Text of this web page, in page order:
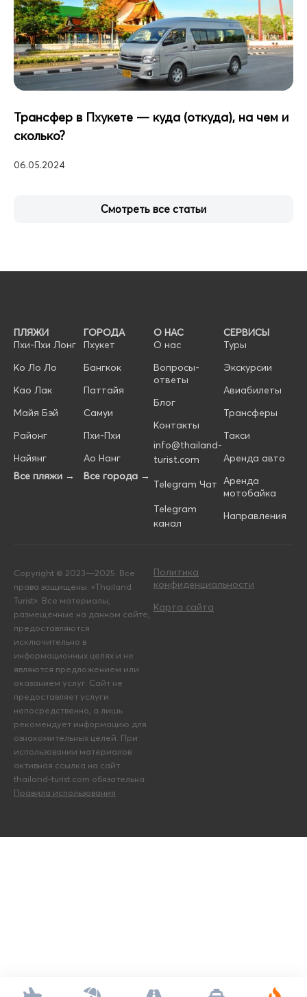
Трансфер в Пхукете — куда (откуда), на чем и
сколько?
06.05.2024
Смотреть все статьи
ПЛЯЖИ
Пхи-Пхи Лонг
Ко Ло Ло
Као Лак
Майя Бэй
Районг
Найянг
Все пляжи →
ГОРОДА
Пхукет
Бангкок
Паттайя
Самуи
Пхи-Пхи
Ао Нанг
Все города →
О НАС
О нас
Вопросы-
ответы
Блог
Контакты
info@thailand-
turist.com
Telegram Чат
Telegram
канал
СЕРВИСЫ
Туры
Экскурсии
Авиабилеты
Трансферы
Такси
Аренда авто
Аренда
мотобайка
Направления
Copyright © 2023—2025. Все
права защищены. «Thailand
Turist». Все материалы,
размещенные на данном сайте,
предоставляются
исключительно в
информационных целях и не
являются предложением или
оказанием услуг. Сайт не
предоставляет услуги
непосредственно, а лишь
рекомендует информацию для
ознакомительных целей. При
использовании материалов
активная ссылка на сайт
thailand-turist.com обязательна.
Правила использования
Политика
конфиденциальности
Карта сайта